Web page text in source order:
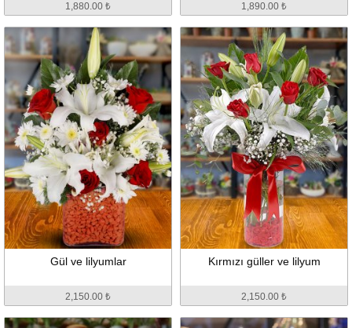
1,880.00 ₺ 1,890.00 ₺
Gül ve lilyumlar
2,150.00 ₺
Kırmızı güller ve lilyum
2,150.00 ₺